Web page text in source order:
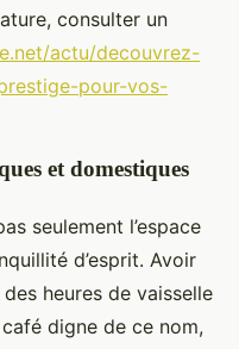
consulter un
actu/decouvrez-
pour-vos-
et domestiques
seulement l’espace
d’esprit. Avoir
heures de vaisselle
digne de ce nom,